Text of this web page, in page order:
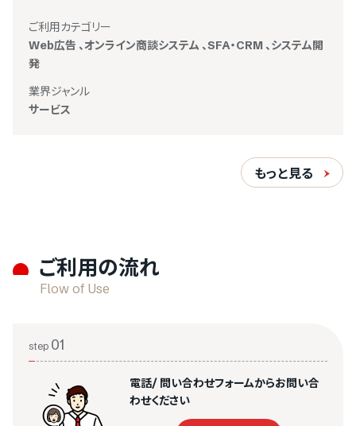
ご利用カテゴリー
Web広告 、オンライン商談システム 、SFA・CRM 、 システム開
発
業界ジャンル
サービス
もっと見る
ご利用の流れ
Flow of Use
step 01
電話/ 問い合わせフォームからお問い合
わせください